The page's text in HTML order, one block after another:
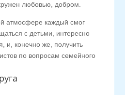
любовью, добром.
атмосфере каждый смог
с детьми, интересно
и, конечно же, получить
по вопросам семейного